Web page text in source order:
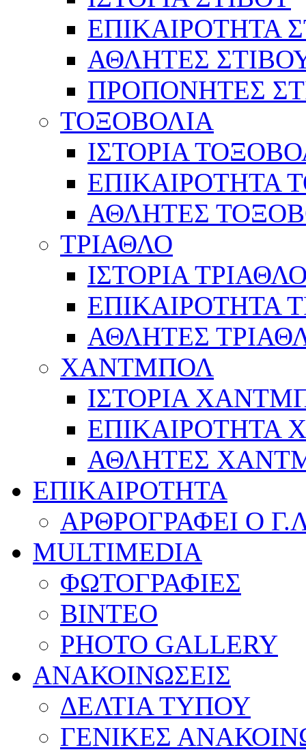
ΕΠΙΚΑΙΡΟΤΗΤΑ
ΑΘΛΗΤΕΣ
ΠΡΟΠΟΝΗΤΕΣ
ΤΟΞΟΒΟΛΙΑ
ΙΣΤΟΡΙΑ
ΕΠΙΚΑΙΡΟΤΗΤΑ
ΑΘΛΗΤΕΣ
ΤΡΙΑΘΛΟ
ΙΣΤΟΡΙΑ
ΕΠΙΚΑΙΡΟΤΗΤΑ
ΑΘΛΗΤΕΣ
ΧΑΝΤΜΠΟΛ
ΙΣΤΟΡΙΑ
ΕΠΙΚΑΙΡΟΤΗΤΑ
ΑΘΛΗΤΕΣ
ΕΠΙΚΑΙΡΟΤΗΤΑ
ΑΡΘΡΟΓΡΑΦΕΙ Ο
MULTIMEDIA
ΦΩΤΟΓΡΑΦΙΕΣ
ΒΙΝΤΕΟ
PHOTO GALLERY
ΑΝΑΚΟΙΝΩΣΕΙΣ
ΔΕΛΤΙΑ ΤΥΠΟΥ
ΓΕΝΙΚΕΣ